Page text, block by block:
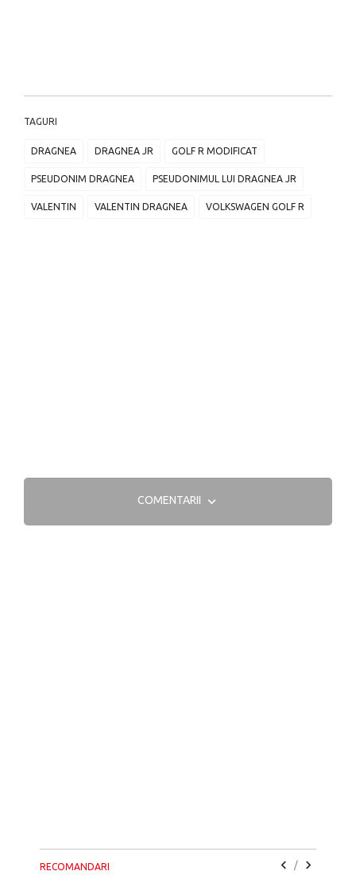
TAGURI
DRAGNEA DRAGNEA JR GOLF R MODIFICAT
PSEUDONIM DRAGNEA PSEUDONIMUL LUI DRAGNEA JR
VALENTIN VALENTIN DRAGNEA VOLKSWAGEN GOLF R
COMENTARII
RECOMANDARI /